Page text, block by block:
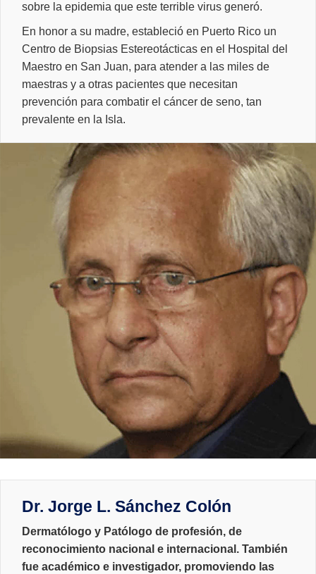
sobre la epidemia que este terrible virus generó.
En honor a su madre, estableció en Puerto Rico un
Centro de Biopsias Estereotácticas en el Hospital del
Maestro en San Juan, para atender a las miles de
maestras y a otras pacientes que necesitan
prevención para combatir el cáncer de seno, tan
prevalente en la Isla.
Dr. Jorge L. Sánchez Colón
Dermatólogo y Patólogo de profesión, de
reconocimiento nacional e internacional. También
fue académico e investigador, promoviendo las